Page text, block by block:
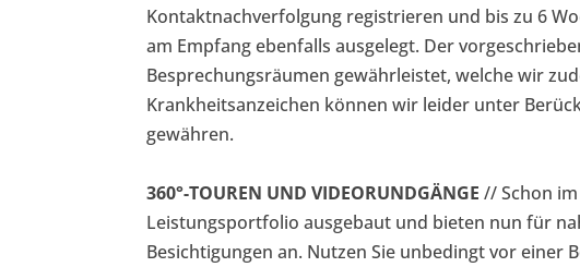
Kontaktnachverfolgung registrieren und bis zu 6
am Empfang ebenfalls ausgelegt. Der
Besprechungsräumen gewährleistet, welche wir
Krankheitsanzeichen können wir leider unter
gewähren.
360°-TOUREN UND VIDEORUNDGÄNGE // Schon
Leistungsportfolio ausgebaut und bieten nun für
Besichtigungen an. Nutzen Sie unbedingt vor einer